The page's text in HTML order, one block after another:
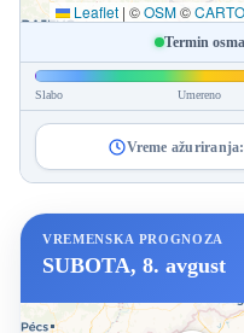
Leaflet | ©OSM©CARTO
Termin
Slabo Umereno
Vreme ažuriranja:
VREMENSKA PROGNOZA
SUBOTA, 8. avgust